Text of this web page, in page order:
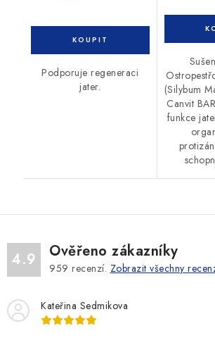
Podporuje regeneraci
jater.
(Silybum
Canvit
funkce
4.9 Ověřeno zákazníky
959 recenzí. Zobrazit všechny
Kateřina Sedmikova